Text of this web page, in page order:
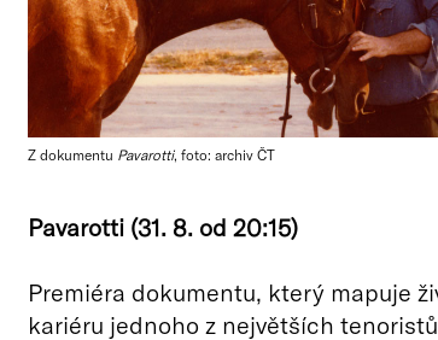
Z dokumentu Pavarotti, foto: archiv ČT
Pavarotti (31. 8. od 20:15)
Premiéra dokumentu, který mapuje
kariéru jednoho z největších